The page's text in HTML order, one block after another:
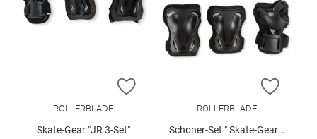
ZUR WUNSCHLISTE HINZUFÜGEN
ROLLERBLADE
Skate-Gear "JR 3-Set"
ZUR
ROLLERBLADE
Schoner-Set " Skate-Gear 3"